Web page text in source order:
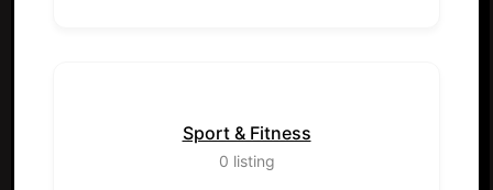
Sport & Fitness
0 listing